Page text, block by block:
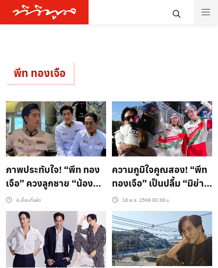
พีท ทองเจือ
ภาพประทับใจ! “พีท ทอง
เจือ” ควงลูกชาย “น้อง
โรเตอร์” สวมชุดขาว
เต็มยศเข้าวัง สง่างามสม
เป็นทายาทตระกูลดัง
4 เดือนที่แล้ว
ความภูมิใจคูณสอง! “พีท
ทองเจือ” เป็นปลื้ม “มิย่า-
โรเตอร์” ผงาดปิดฤดูกาล
แข่งรถปี 68!
18 พ.ย. 2568 00:38 น.